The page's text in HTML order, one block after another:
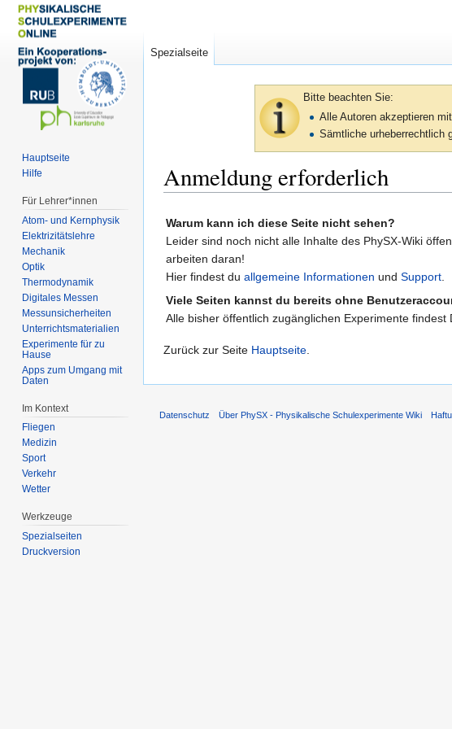
Bitte beachten Sie:
Alle Autoren akzeptieren
Sämtliche urheberrechtlich
Anmeldung erforderlich
Warum kann ich diese Seite nicht sehen?
Leider sind noch nicht alle Inhalte des PhySX-Wiki
arbeiten daran!
Hier findest du allgemeine Informationen und Support
Viele Seiten kannst du bereits ohne
Alle bisher öffentlich zugänglichen Experimente findest
Zurück zur Seite Hauptseite
Spezialseite
Hauptseite
Hilfe
Für Lehrer*innen
Atom- und Kernphysik
Elektrizitätslehre
Mechanik
Optik
Thermodynamik
Digitales Messen
Messunsicherheiten
Unterrichtsmaterialien
Experimente für zu
Hause
Apps zum Umgang mit
Daten
Im Kontext
Fliegen
Medizin
Sport
Verkehr
Wetter
Werkzeuge
Spezialseiten
Druckversion
Datenschutz Über PhySX - Physikalische Schulexperimente Wiki